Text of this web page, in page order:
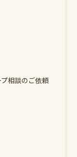
相談のご依頼